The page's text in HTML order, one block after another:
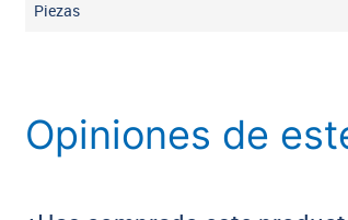
Piezas
Opiniones de